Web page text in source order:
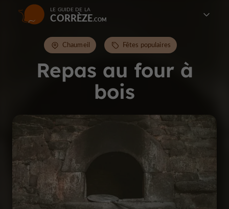
LE GUIDE DE LA
CORRÈZE
Repas au four à
bois
Chaumeil Fêtes populaires